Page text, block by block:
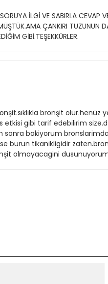
İLGİ VE SABIRLA CEVAP
ÇANKIRI TUZUNUN
GİBİ.TEŞEKKÜRLER.
bronşit
gibi tarif edebilirim
bakiyorum
burun tikanikligidir
olmayacagini